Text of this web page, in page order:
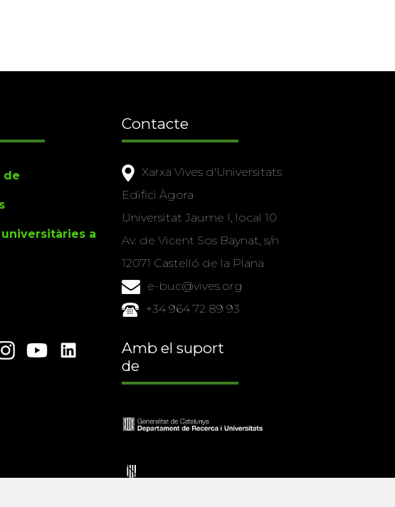
de
a
Contacte
Xarxa Vives d'Universitats
Edifici Àgora
Universitat Jaume I, local 10
Av. de Vicent Sos Baynat, s/n
12071 Castelló de la Plana
e-buc@vives.org
+34 964 72 89 93
Amb el suport
de